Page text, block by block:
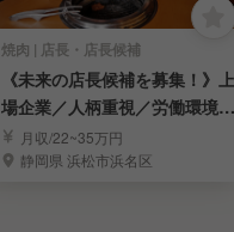
焼肉 | 店長・店長候補
《未来の店長候補を募集！》上
場企業／人柄重視／労働環境安
定／福利厚生充実
月収/22~35万円
静岡県 浜松市浜名区